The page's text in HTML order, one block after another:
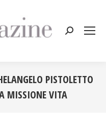
Cerca:
PISTOLETTO
MISSIONE VITA